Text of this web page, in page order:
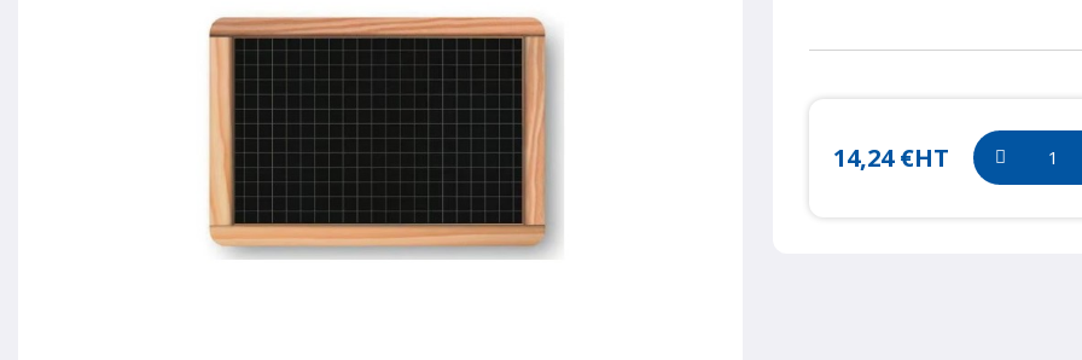
14,24 €HT